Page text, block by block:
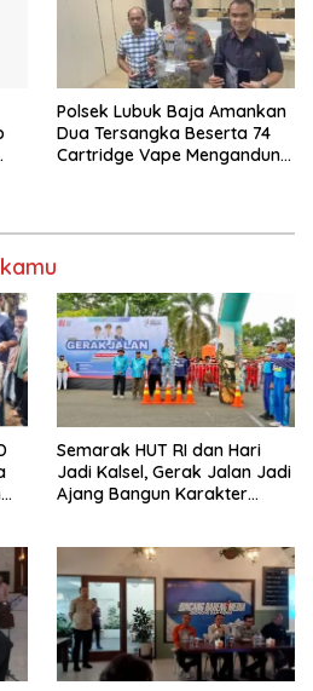
Polsek Lubuk Baja Amankan
Dua Tersangka Beserta 74
Cartridge Vape Mengandung
Semarak HUT RI dan Hari
Jadi Kalsel, Gerak Jalan Jadi
Ajang Bangun Karakter